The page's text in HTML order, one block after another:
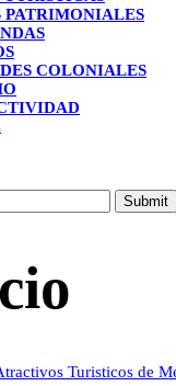
PATRIMONIALES
COLONIALES
Submit
Turisticos de